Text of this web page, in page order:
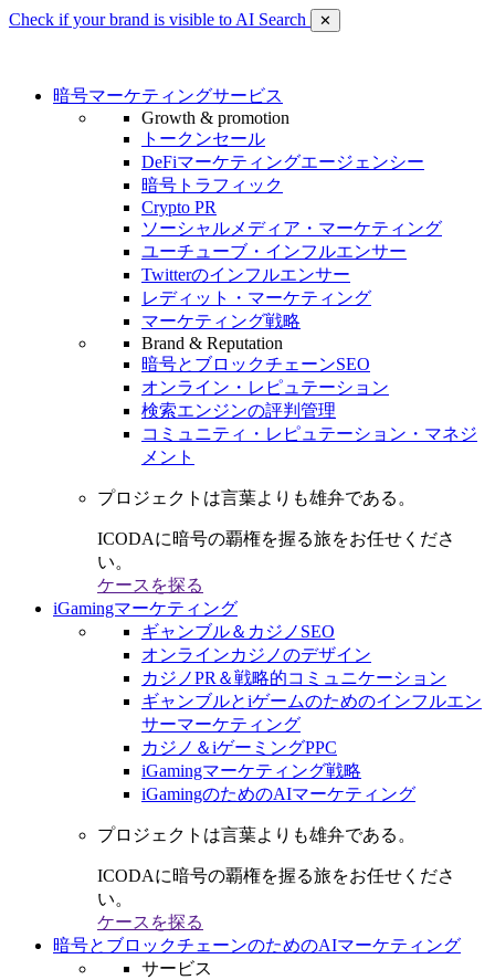
Check if your brand is visible to AI Search ✕
暗号マーケティングサービス
Growth & promotion
トークンセール
DeFiマーケティングエージェンシー
暗号トラフィック
Crypto PR
ソーシャルメディア・マーケティング
ユーチューブ・インフルエンサー
Twitterのインフルエンサー
レディット・マーケティング
マーケティング戦略
Brand & Reputation
暗号とブロックチェーンSEO
オンライン・レピュテーション
検索エンジンの評判管理
コミュニティ・レピュテーション・マネジ
メント
プロジェクトは言葉よりも雄弁である。
ICODAに暗号の覇権を握る旅をお任せくださ
い。
ケースを探る
iGamingマーケティング
ギャンブル＆カジノSEO
オンラインカジノのデザイン
カジノPR＆戦略的コミュニケーション
ギャンブルとiゲームのためのインフルエン
サーマーケティング
カジノ＆iゲーミングPPC
iGamingマーケティング戦略
iGamingのためのAIマーケティング
プロジェクトは言葉よりも雄弁である。
ICODAに暗号の覇権を握る旅をお任せくださ
い。
ケースを探る
暗号とブロックチェーンのためのAIマーケティング
サービス